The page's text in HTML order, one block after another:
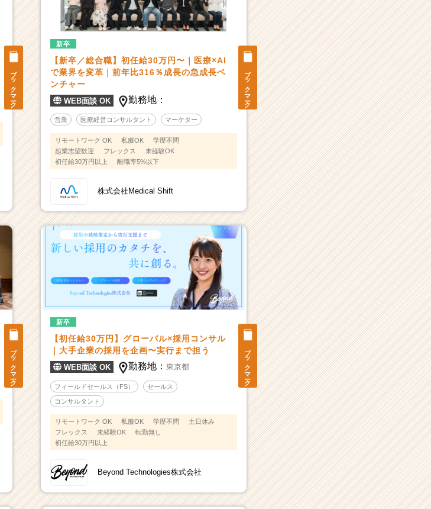
ブックマーク ブックマーク
新卒
【新卒／総合職】初任給30万円〜｜医療×AI
で業界を変革｜前年比316％成長の急成長ベ
ンチャー
WEB面談 OK 勤務地：
営業 医療経営コンサルタント マーケター
リモートワーク OK 私服OK
学歴不問
起業志望歓迎
フレックス
未経験OK
初任給30万円以上
離職率5%以下
株式会社Medical Shift
ブックマーク ブックマーク
新卒
【初任給30万円】グローバル×採用コンサル
｜大手企業の採用を企画〜実行まで担う
WEB面談 OK 勤務地：東京都
フィールドセールス（FS） セールス
コンサルタント
リモートワーク OK 私服OK 学歴不問
土日休み
フレックス
未経験OK
転勤無し
初任給30万円以上
Beyond Technologies株式会社